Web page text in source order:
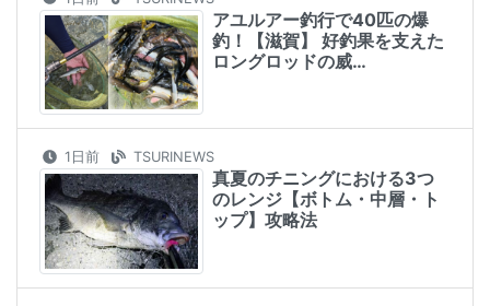
アユルアー釣行で40匹の爆
釣！【滋賀】 好釣果を支えた
ロングロッドの威…
1日前 TSURINEWS
真夏のチニングにおける3つ
のレンジ【ボトム・中層・ト
ップ】攻略法